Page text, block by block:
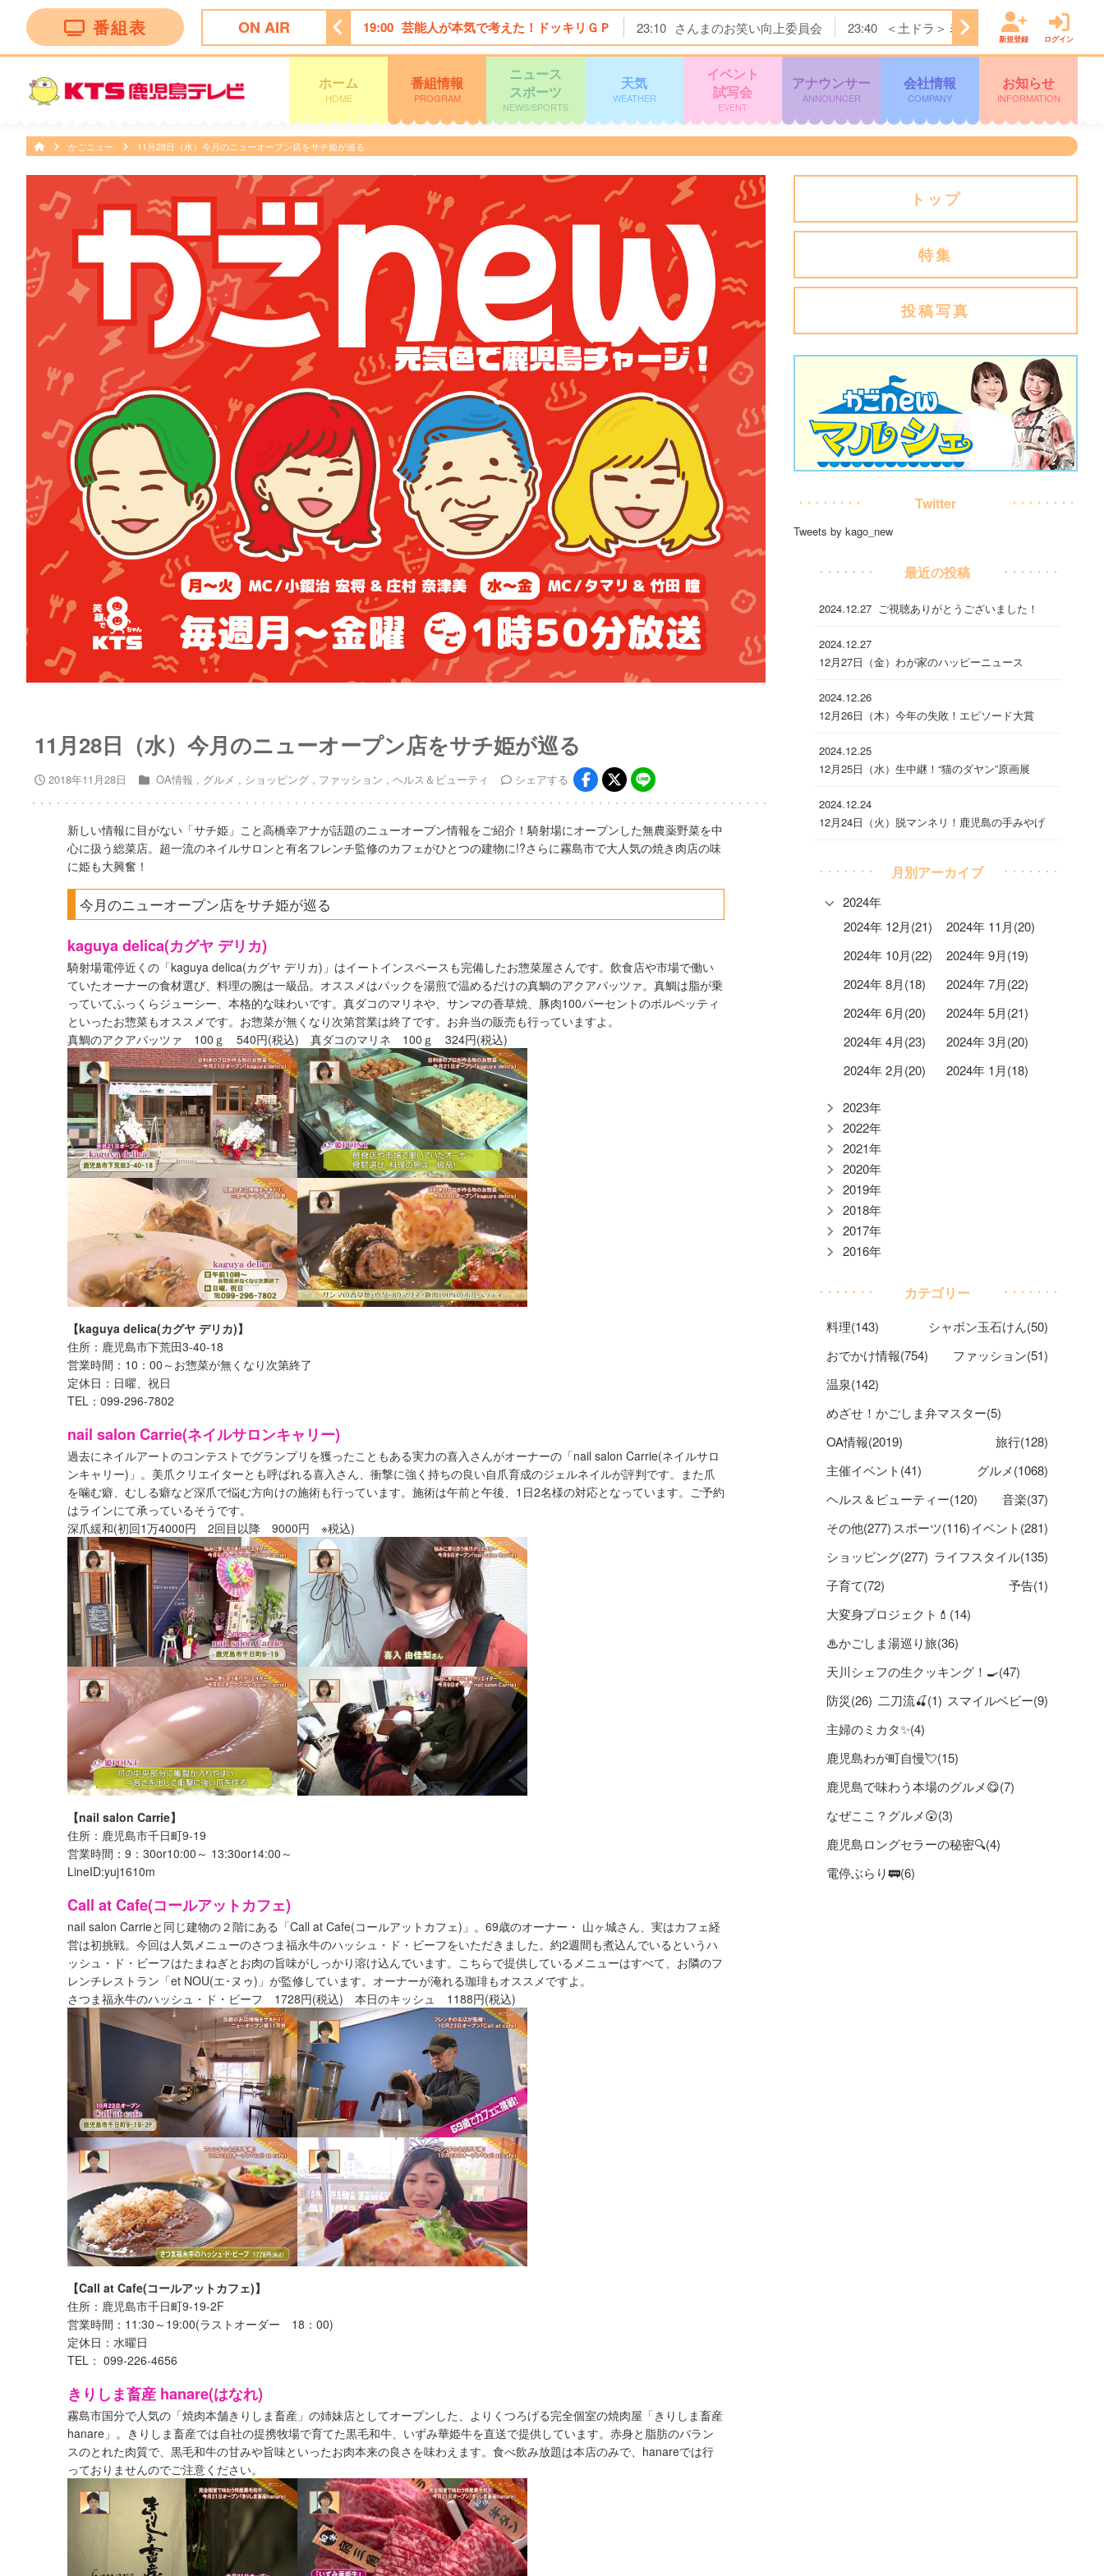
番組表 ON AIR
トークバラエティー”！ 18:30 ナマ・イキＶＯＩＣＥ 19:00 芸能人が本気で考えた！ドッキリＧＰ 23:10 さんまのお笑い向上委員会 23:40 ＜土ドラ＞ミッドナイト屋台 Ｓｅａ
新規登録 ログイン
ホーム
HOME
番組情報
PROGRAM
ニュース
スポーツ
NEWS/SPORTS
天気
WEATHER
イベント
試写会
EVENT
アナウンサー
ANNOUNCER
会社情報
COMPANY
お知らせ
INFORMATION
かごニュー 11月28日（水）今月のニューオープン店をサチ姫が巡る
11月28日（水）今月のニューオープン店をサチ姫が巡る
2018年11月28日 OA情報 グルメ ショッピング ファッション ヘルス＆ビューティ シェアする
新しい情報に目がない「サチ姫」こと高橋幸アナが話題のニューオープン情報をご紹介！騎射場にオープンした無農薬野菜を中
心に扱う総菜店。超一流のネイルサロンと有名フレンチ監修のカフェがひとつの建物に!?さらに霧島市で大人気の焼き肉店の味
に姫も大興奮！
今月のニューオープン店をサチ姫が巡る
kaguya delica(カグヤ デリカ)
騎射場電停近くの「kaguya delica(カグヤ デリカ)」はイートインスペースも完備したお惣菜屋さんです。飲食店や市場で働い
ていたオーナーの食材選び、料理の腕は一級品。オススメはパックを湯煎で温めるだけの真鯛のアクアパッツァ。真鯛は脂が乗
っていてふっくらジューシー、本格的な味わいです。真ダコのマリネや、サンマの香草焼、豚肉100パーセントのポルペッティ
といったお惣菜もオススメです。お惣菜が無くなり次第営業は終了です。お弁当の販売も行っていますよ。
真鯛のアクアパッツァ 100ｇ 540円(税込) 真ダコのマリネ 100ｇ 324円(税込)
【kaguya delica(カグヤ デリカ)】
住所：鹿児島市下荒田3-40-18
営業時間：10：00～お惣菜が無くなり次第終了
定休日：日曜、祝日
TEL：099-296-7802
nail salon Carrie(ネイルサロンキャリー)
過去にネイルアートのコンテストでグランプリを獲ったこともある実力の喜入さんがオーナーの「nail salon Carrie(ネイルサロ
ンキャリー)」。美爪クリエイターとも呼ばれる喜入さん、衝撃に強く持ちの良い自爪育成のジェルネイルが評判です。また爪
を噛む癖、むしる癖など深爪で悩む方向けの施術も行っています。施術は午前と午後、1日2名様の対応となっています。ご予約
はラインにて承っているそうです。
深爪緩和(初回1万4000円 2回目以降 9000円 ※税込)
【nail salon Carrie】
住所：鹿児島市千日町9-19
営業時間：9：30or10:00～ 13:30or14:00～
LineID:yuj1610m
Call at Cafe(コールアットカフェ)
nail salon Carrieと同じ建物の２階にある「Call at Cafe(コールアットカフェ)」。69歳のオーナー・ 山ヶ城さん、実はカフェ経
営は初挑戦。今回は人気メニューのさつま福永牛のハッシュ・ド・ビーフをいただきました。約2週間も煮込んでいるというハ
ッシュ・ド・ビーフはたまねぎとお肉の旨味がしっかり溶け込んでいます。こちらで提供しているメニューはすべて、お隣のフ
レンチレストラン「et NOU(エ･ヌゥ)」が監修しています。オーナーが淹れる珈琲もオススメですよ。
さつま福永牛のハッシュ・ド・ビーフ 1728円(税込) 本日のキッシュ 1188円(税込)
【Call at Cafe(コールアットカフェ)】
住所：鹿児島市千日町9-19-2F
営業時間：11:30～19:00(ラストオーダー 18：00)
定休日：水曜日
TEL： 099-226-4656
きりしま畜産 hanare(はなれ)
霧島市国分で人気の「焼肉本舗きりしま畜産」の姉妹店としてオープンした、よりくつろげる完全個室の焼肉屋「きりしま畜産
hanare」。きりしま畜産では自社の提携牧場で育てた黒毛和牛、いずみ華姫牛を直送で提供しています。赤身と脂肪のバラン
スのとれた肉質で、黒毛和牛の甘みや旨味といったお肉本来の良さを味わえます。食べ飲み放題は本店のみで、hanareでは行
っておりませんのでご注意ください。
トップ
特集
投稿写真
Twitter
Tweets by kago_new
最近の投稿
2024.12.27 ご視聴ありがとうございました！
2024.12.27
12月27日（金）わが家のハッピーニュース
2024.12.26
12月26日（木）今年の失敗！エピソード大賞
2024.12.25
12月25日（水）生中継！“猫のダヤン”原画展
2024.12.24
12月24日（火）脱マンネリ！鹿児島の手みやげ
月別アーカイブ
2024年
2024年 12月(21)
2024年 11月(20)
2024年 10月(22)
2024年 9月(19)
2024年 8月(18)
2024年 7月(22)
2024年 6月(20)
2024年 5月(21)
2024年 4月(23)
2024年 3月(20)
2024年 2月(20)
2024年 1月(18)
2023年
2022年
2021年
2020年
2019年
2018年
2017年
2016年
カテゴリー
料理(143)
シャボン玉石けん(50)
おでかけ情報(754)
ファッション(51)
温泉(142)
めざせ！かごしま弁マスター(5)
OA情報(2019)
旅行(128)
主催イベント(41)
グルメ(1068)
ヘルス＆ビューティー(120)
音楽(37)
その他(277) スポーツ(116)イベント(281)
ショッピング(277) ライフスタイル(135)
子育て(72)
予告(1)
大変身プロジェクト💄(14)
♨かごしま湯巡り旅(36)
天川シェフの生クッキング！🍳(47)
防災(26) 二刀流🍒(1) スマイルベビー(9)
主婦のミカタ✨(4)
鹿児島わが町自慢💘(15)
鹿児島で味わう本場のグルメ😋(7)
なぜここ？グルメ😲(3)
鹿児島ロングセラーの秘密🔍(4)
電停ぶらり🚃(6)